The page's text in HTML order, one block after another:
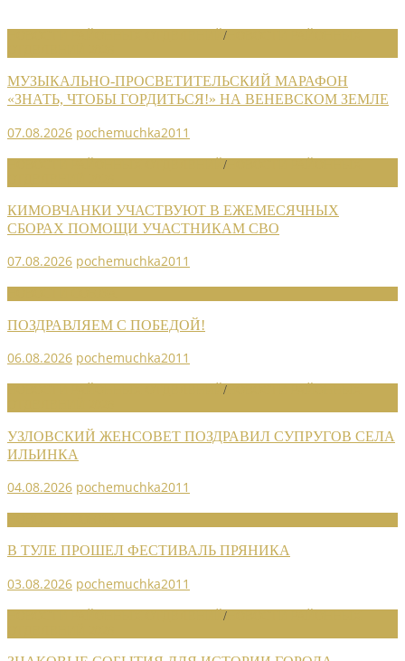
/
МУЗЫКАЛЬНО-ПРОСВЕТИТЕЛЬСКИЙ МАРАФОН
«ЗНАТЬ, ЧТОБЫ ГОРДИТЬСЯ!» НА ВЕНЕВСКОМ ЗЕМЛЕ
07.08.2026 pochemuchka2011
/
КИМОВЧАНКИ УЧАСТВУЮТ В ЕЖЕМЕСЯЧНЫХ
СБОРАХ ПОМОЩИ УЧАСТНИКАМ СВО
07.08.2026 pochemuchka2011
ПОЗДРАВЛЯЕМ С ПОБЕДОЙ!
06.08.2026 pochemuchka2011
/
УЗЛОВСКИЙ ЖЕНСОВЕТ ПОЗДРАВИЛ СУПРУГОВ СЕЛА
ИЛЬИНКА
04.08.2026 pochemuchka2011
В ТУЛЕ ПРОШЕЛ ФЕСТИВАЛЬ ПРЯНИКА
03.08.2026 pochemuchka2011
/